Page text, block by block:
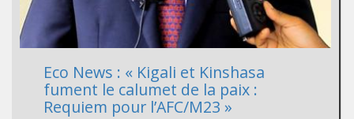
Eco News : « Kigali et Kinshasa
fument le calumet de la paix :
Requiem pour l’AFC/M23 »